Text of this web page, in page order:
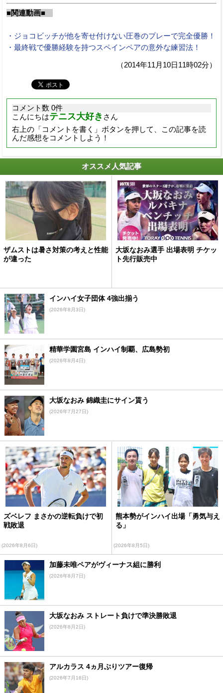
■関連動画■
・ジョコビッチが他を寄せ付けない圧巻のプレーで完全優勝！
・最終戦で優勝経験を持つスペインペアの意外な練習法！
（2014年11月10日11時02分）
コメント数 0件
こんにちはテニス大好き さん
右上の「コメントを書く」ボタンを押して、この記事を読
んだ感想をコメントしよう！
オススメ人気記事
ザムストは暑さ対策の考えと性能
が違った
大坂なおみ選手 出場表明 チケッ
ト先行販売中
インハイ女子団体 4強出揃う
(2026年8月3日)
精華学園宮島 インハイ制覇、広島勢初
(2026年8月4日)
大坂なおみ 錦織圭にサイン貰う
(2026年7月27日)
ズベレフ まさかの逆転負けで初
戦敗退
(2026年8月6日)
熊本勢がインハイ出場「勇気与え
る」
(2026年8月5日)
加藤未唯ペアがヴィーナス組に勝利
(2026年8月7日)
大坂なおみ ストレート負けで準決勝敗退
(2026年8月2日)
アルカラス 4ヵ月ぶりツアー復帰
(2026年7月16日)